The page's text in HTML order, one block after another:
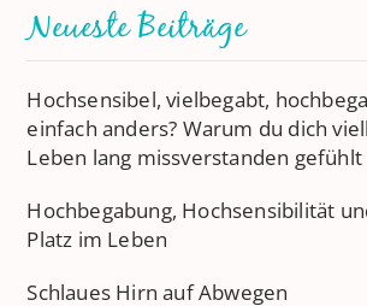
Neueste Beiträge
Hochsensibel, vielbegabt,
einfach anders? Warum du dich
Leben lang missverstanden gefühlt
Hochbegabung, Hochsensibilität
Platz im Leben
Schlaues Hirn auf Abwegen